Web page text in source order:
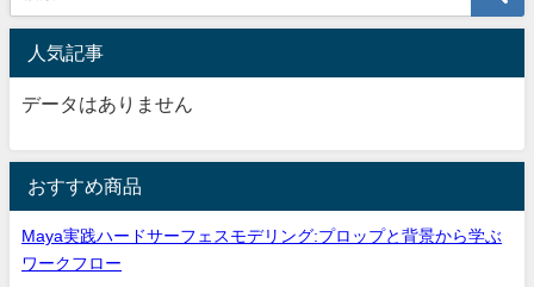
人気記事
データはありません
おすすめ商品
Maya実践ハードサーフェスモデリング:プロップと背景から学ぶ
ワークフロー